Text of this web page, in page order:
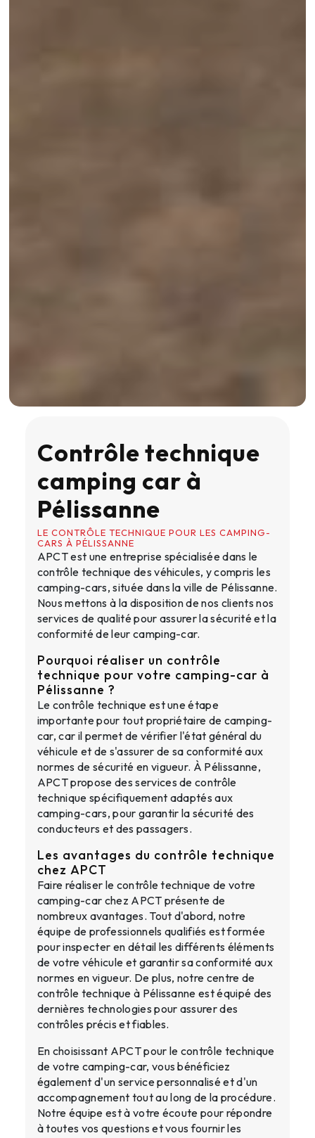
Contrôle technique
camping car à
Pélissanne
LE CONTRÔLE TECHNIQUE POUR LES CAMPING-
CARS À PÉLISSANNE
APCT est une entreprise spécialisée dans le
contrôle technique des véhicules, y compris les
camping-cars, située dans la ville de Pélissanne.
Nous mettons à la disposition de nos clients nos
services de qualité pour assurer la sécurité et la
conformité de leur camping-car.
Pourquoi réaliser un contrôle
technique pour votre camping-car à
Pélissanne ?
Le contrôle technique est une étape
importante pour tout propriétaire de camping-
car, car il permet de vérifier l'état général du
véhicule et de s'assurer de sa conformité aux
normes de sécurité en vigueur. À Pélissanne,
APCT propose des services de contrôle
technique spécifiquement adaptés aux
camping-cars, pour garantir la sécurité des
conducteurs et des passagers.
Les avantages du contrôle technique
chez APCT
Faire réaliser le contrôle technique de votre
camping-car chez APCT présente de
nombreux avantages. Tout d'abord, notre
équipe de professionnels qualifiés est formée
pour inspecter en détail les différents éléments
de votre véhicule et garantir sa conformité aux
normes en vigueur. De plus, notre centre de
contrôle technique à Pélissanne est équipé des
dernières technologies pour assurer des
contrôles précis et fiables.
En choisissant APCT pour le contrôle technique
de votre camping-car, vous bénéficiez
également d'un service personnalisé et d'un
accompagnement tout au long de la procédure.
Notre équipe est à votre écoute pour répondre
à toutes vos questions et vous fournir les